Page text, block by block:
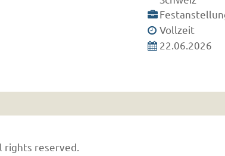
Vollzeit
22.06.2026
rights reserved.